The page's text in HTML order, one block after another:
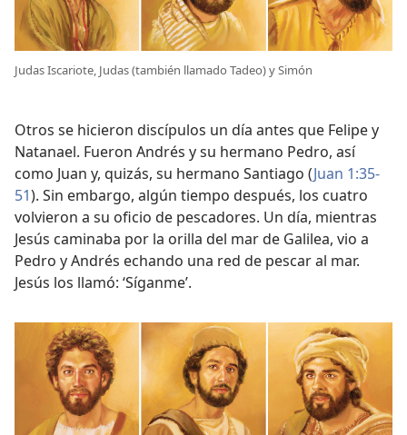
Judas Iscariote, Judas (también llamado Tadeo) y Simón
Otros se hicieron discípulos un día antes que Felipe y
Natanael. Fueron Andrés y su hermano Pedro, así
como Juan y, quizás, su hermano Santiago (Juan 1:35-
51). Sin embargo, algún tiempo después, los cuatro
volvieron a su oficio de pescadores. Un día, mientras
Jesús caminaba por la orilla del mar de Galilea, vio a
Pedro y Andrés echando una red de pescar al mar.
Jesús los llamó: ‘Síganme’.